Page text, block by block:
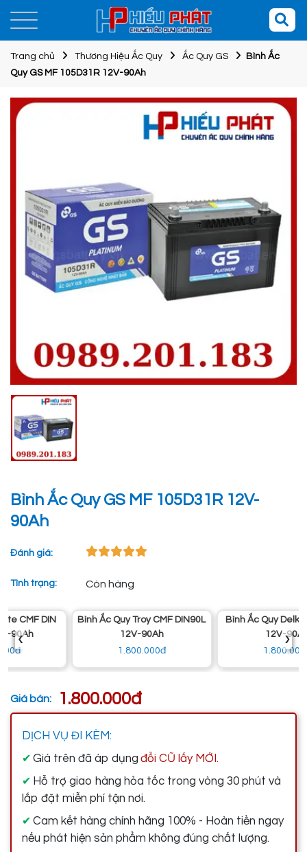
Trang chủ Thương Hiệu Ắc Quy Ắc Quy GS
Bình Ắc
Quy GS MF 105D31R 12V-90Ah
Bình Ắc Quy GS MF 105D31R 12V-
90Ah
Đánh giá:
Tình trạng: Còn hàng
Bình Ắc Quy Troy CMF DIN90L
Bình Ắc Quy Delkor 120D31L
‹ ›
Giá bán: 1.800.000đ
DỊCH VỤ ĐI KÈM:
✔ Giá trên đã áp dụng đổi CŨ lấy MỚI.
✔ Hỗ trợ giao hàng hỏa tốc trong vòng 30 phút và
lắp đặt miễn phí tận nơi.
✔ Cam kết hàng chính hãng 100% - Hoàn tiền ngay
nếu phát hiện sản phẩm không đúng chất lượng.